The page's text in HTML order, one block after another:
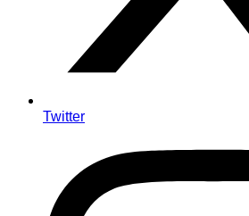
Twitter